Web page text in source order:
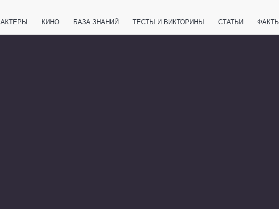
АКТЕРЫ КИНО БАЗА ЗНАНИЙ ТЕСТЫ И ВИКТОРИНЫ СТАТЬИ ФАКТЫ